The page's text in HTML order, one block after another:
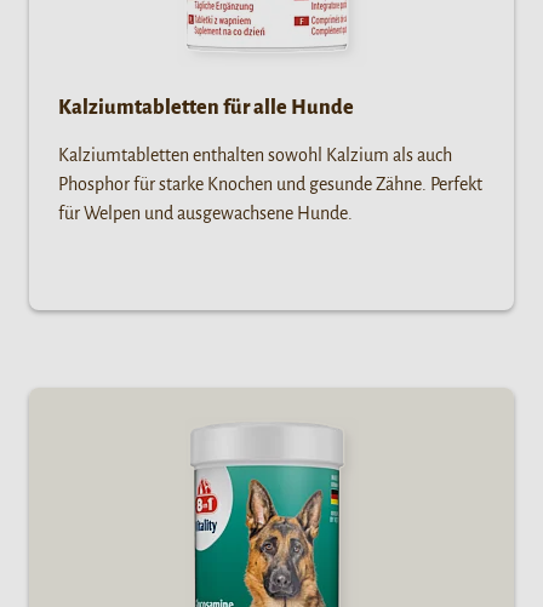
Kalziumtabletten für alle Hunde
Kalziumtabletten enthalten sowohl Kalzium als auch
Phosphor für starke Knochen und gesunde Zähne. Perfekt
für Welpen und ausgewachsene Hunde.